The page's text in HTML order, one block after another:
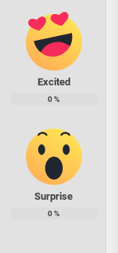
Excited
0%
Surprise
0%